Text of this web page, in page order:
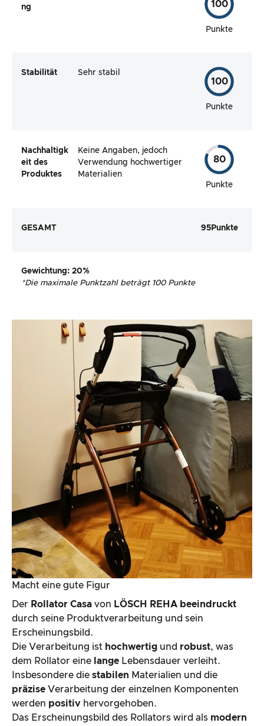
ng 100
Punkte
Stabilität Sehr stabil
100
Punkte
Nachhaltigk
eit des
Produktes
Keine Angaben, jedoch
Verwendung hochwertiger
Materialien
80
Punkte
GESAMT 95Punkte
Gewichtung: 20%
*Die maximale Punktzahl beträgt 100 Punkte
Macht eine gute Figur
Der Rollator Casa von LÖSCH REHA beeindruckt
durch seine Produktverarbeitung und sein
Erscheinungsbild.
Die Verarbeitung ist hochwertig und robust, was
dem Rollator eine lange Lebensdauer verleiht.
Insbesondere die stabilen Materialien und die
präzise Verarbeitung der einzelnen Komponenten
werden positiv hervorgehoben.
Das Erscheinungsbild des Rollators wird als modern